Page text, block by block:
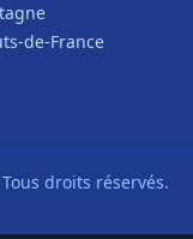
de-France
droits réservés.